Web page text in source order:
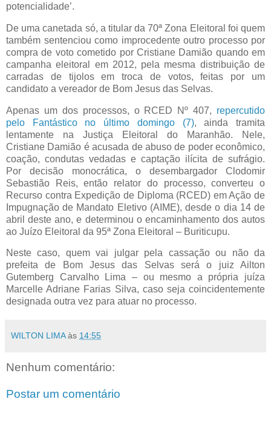
potencialidade’.
De uma canetada só, a titular da 70ª Zona Eleitoral foi quem
também sentenciou como improcedente outro processo por
compra de voto cometido por Cristiane Damião quando em
campanha eleitoral em 2012, pela mesma distribuição de
carradas de tijolos em troca de votos, feitas por um
candidato a vereador de Bom Jesus das Selvas.
Apenas um dos processos, o RCED Nº 407, repercutido
pelo Fantástico no último domingo (7), ainda tramita
lentamente na Justiça Eleitoral do Maranhão. Nele,
Cristiane Damião é acusada de abuso de poder econômico,
coação, condutas vedadas e captação ilícita de sufrágio.
Por decisão monocrática, o desembargador Clodomir
Sebastião Reis, então relator do processo, converteu o
Recurso contra Expedição de Diploma (RCED) em Ação de
Impugnação de Mandato Eletivo (AIME), desde o dia 14 de
abril deste ano, e determinou o encaminhamento dos autos
ao Juízo Eleitoral da 95ª Zona Eleitoral – Buriticupu.
Neste caso, quem vai julgar pela cassação ou não da
prefeita de Bom Jesus das Selvas será o juiz Ailton
Gutemberg Carvalho Lima – ou mesmo a própria juíza
Marcelle Adriane Farias Silva, caso seja coincidentemente
designada outra vez para atuar no processo.
WILTON LIMA às 14:55
Nenhum comentário:
Postar um comentário